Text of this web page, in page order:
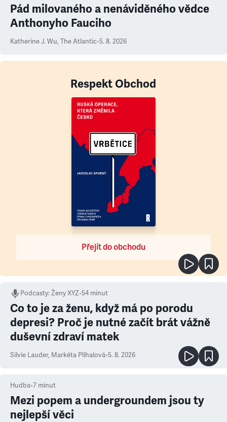
Pád milovaného a nenáviděného vědce
Anthonyho Fauciho
Katherine J. Wu, The Atlantic•5. 8. 2026
Respekt Obchod
Přejít do obchodu
Podcasty:Ženy XYZ•54 minut
Co to je za ženu, když má po porodu
depresi? Proč je nutné začít brát vážně
duševní zdraví matek
Silvie Lauder, Markéta Plíhalová•5. 8. 2026
Hudba•7 minut
Mezi popem a undergroundem jsou ty
nejlepší věci